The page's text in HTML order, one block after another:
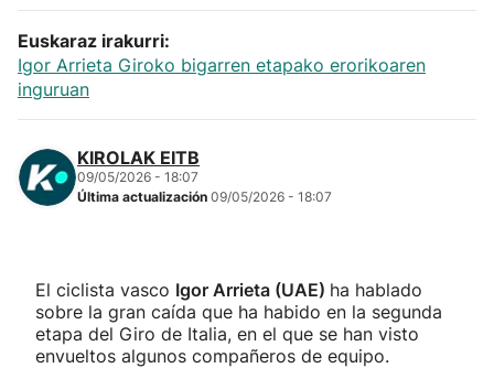
Atletismo
Carreras de montaña
Más deportes
Euskaraz irakurri:
Igor Arrieta Giroko bigarren etapako erorikoaren
inguruan
KIROLAK EITB
09/05/2026 - 18:07
Última actualización 09/05/2026 - 18:07
El ciclista vasco Igor Arrieta (UAE) ha hablado
sobre la gran caída que ha habido en la segunda
etapa del Giro de Italia, en el que se han visto
envueltos algunos compañeros de equipo.